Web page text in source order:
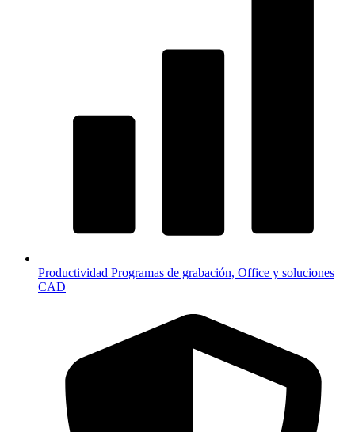
Productividad Programas de grabación, Office y soluciones
CAD